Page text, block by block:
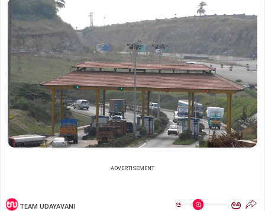
ADVERTISEMENT
TEAM UDAYAVANI ಅ ಅ